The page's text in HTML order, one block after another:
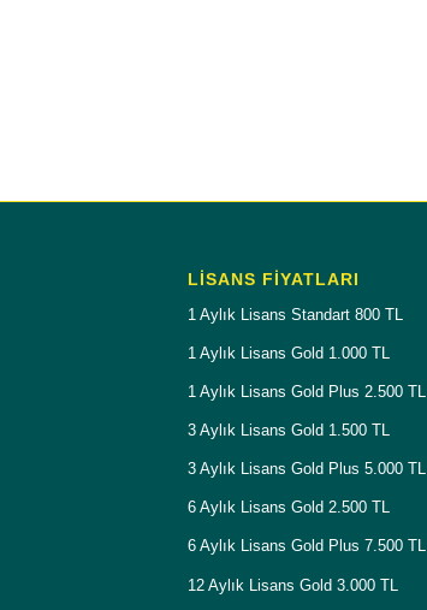
LISANS FIYATLARI
1 Aylık Lisans Standart 800 TL
1 Aylık Lisans Gold 1.000 TL
1 Aylık Lisans Gold Plus 2.500 TL
3 Aylık Lisans Gold 1.500 TL
3 Aylık Lisans Gold Plus 5.000 TL
6 Aylık Lisans Gold 2.500 TL
6 Aylık Lisans Gold Plus 7.500 TL
12 Aylık Lisans Gold 3.000 TL